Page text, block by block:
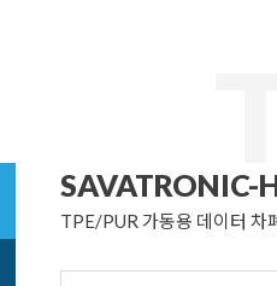
SAVATRONIC-
TPE/PUR 가동용 데이터 차